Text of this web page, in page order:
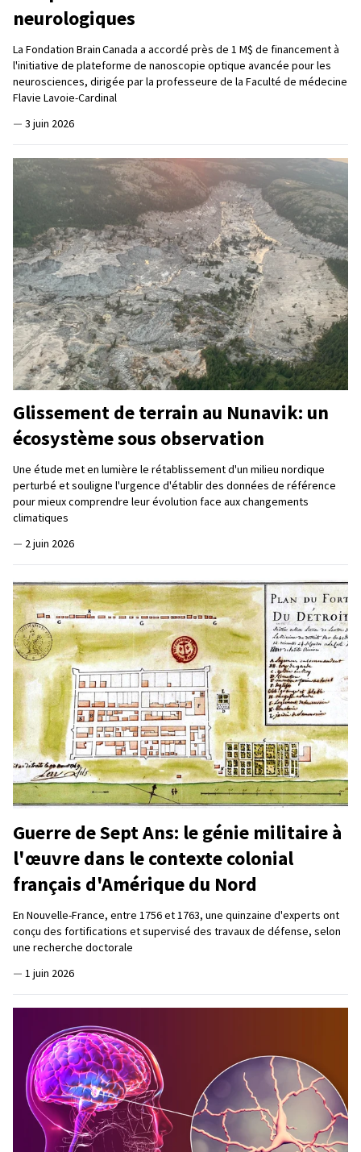
neurologiques
La Fondation Brain Canada a accordé près de 1 M$ de financement à
l'initiative de plateforme de nanoscopie optique avancée pour les
neurosciences, dirigée par la professeure de la Faculté de médecine
Flavie Lavoie-Cardinal
— 3 juin 2026
Glissement de terrain au Nunavik: un
écosystème sous observation
Une étude met en lumière le rétablissement d'un milieu nordique
perturbé et souligne l'urgence d'établir des données de référence
pour mieux comprendre leur évolution face aux changements
climatiques
— 2 juin 2026
Guerre de Sept Ans: le génie militaire à
l'œuvre dans le contexte colonial
français d'Amérique du Nord
En Nouvelle-France, entre 1756 et 1763, une quinzaine d'experts ont
conçu des fortifications et supervisé des travaux de défense, selon
une recherche doctorale
— 1 juin 2026